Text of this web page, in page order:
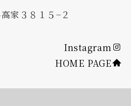
家３８１５−２
Instagram
HOME PAGE